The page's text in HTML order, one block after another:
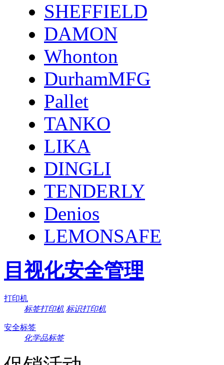
SHEFFIELD
DAMON
Whonton
DurhamMFG
Pallet
TANKO
LIKA
DINGLI
TENDERLY
Denios
LEMONSAFE
目视化安全管理
打印机
标签打印机 标识打印机
安全标签
化学品标签